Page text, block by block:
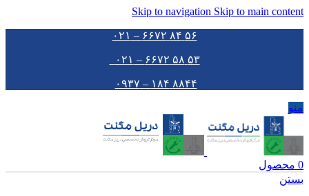
Skip to navigation Skip to main content
۵۶ ۸۴ ۶۶۷۲ – ۰۲۱
۵۳ ۵۸ ۶۶۷۲ – ۰۲۱
۸۸۴۴ ۱۸۴ – ۰۹۳۷
منو
0 محصول
بستن